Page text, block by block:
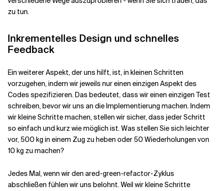
zu tun.
Inkrementelles Design und schnelles
Feedback
Ein weiterer Aspekt, der uns hilft, ist, in kleinen Schritten
vorzugehen, indem wir jeweils nur einen einzigen Aspekt des
Codes spezifizieren. Das bedeutet, dass wir einen einzigen Test
schreiben, bevor wir uns an die Implementierung machen. Indem
wir kleine Schritte machen, stellen wir sicher, dass jeder Schritt
so einfach und kurz wie möglich ist. Was stellen Sie sich leichter
vor, 500 kg in einem Zug zu heben oder 50 Wiederholungen von
10 kg zu machen?
Jedes Mal, wenn wir den ared-green-refactor-Zyklus
abschließen fühlen wir uns belohnt. Weil wir kleine Schritte